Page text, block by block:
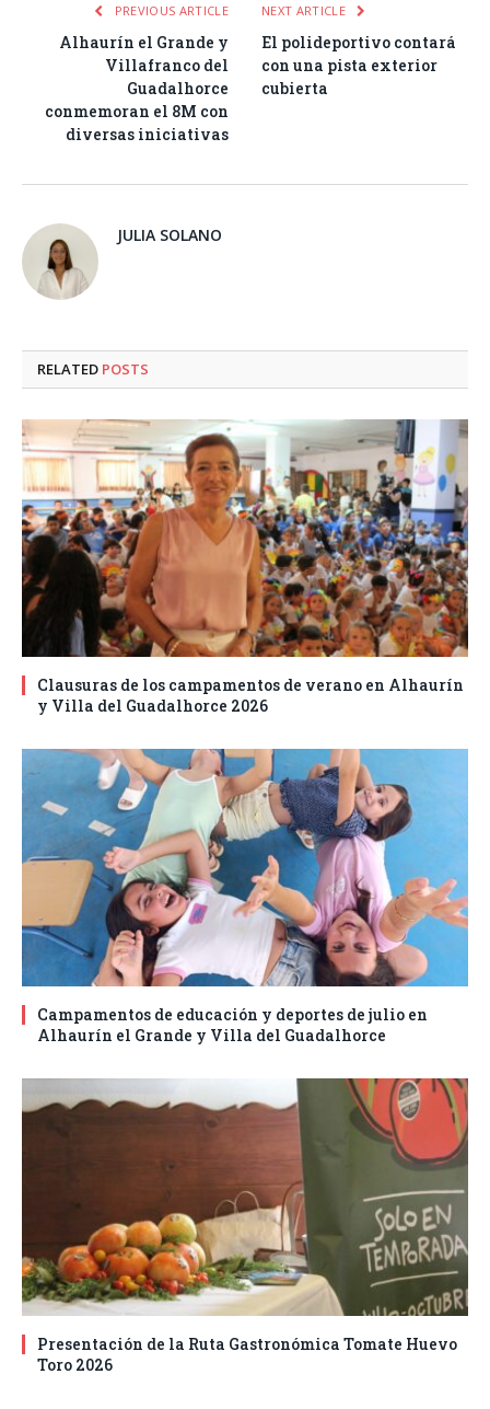
PREVIOUS ARTICLE
Alhaurín el Grande y
Villafranco del
Guadalhorce
conmemoran el 8M con
diversas iniciativas
NEXT ARTICLE
El polideportivo contará
con una pista exterior
cubierta
JULIA SOLANO
RELATED POSTS
Clausuras de los campamentos de verano en Alhaurín
y Villa del Guadalhorce 2026
Campamentos de educación y deportes de julio en
Alhaurín el Grande y Villa del Guadalhorce
Presentación de la Ruta Gastronómica Tomate Huevo
Toro 2026